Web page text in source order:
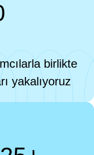
birlikte
yakalıyoruz